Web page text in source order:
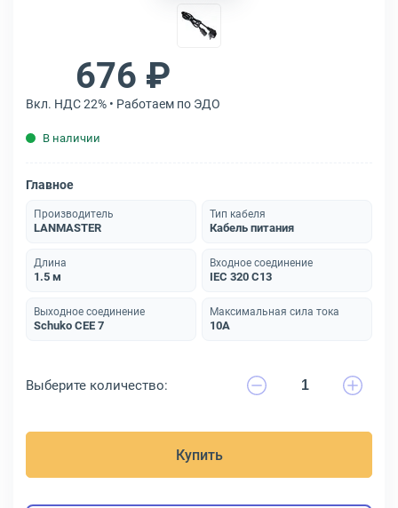
676 ₽
Вкл. НДС 22% • Работаем по ЭДО
В наличии
Главное
Производитель
LANMASTER
Тип кабеля
Кабель питания
Длина
1.5 м
Входное соединение
IEC 320 C13
Выходное соединение
Schuko CEE 7
Максимальная сила тока
10A
Выберите количество:
Купить